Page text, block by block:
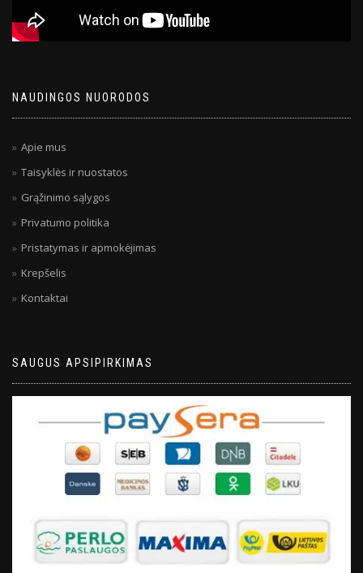
NAUDINGOS NUORODOS
Apie mus
Taisyklės ir nuostatos
Grąžinimo sąlygos
Privatumo politika
Pristatymas ir apmokėjimas
Krepšelis
Kontaktai
SAUGUS APSIPIRKIMAS